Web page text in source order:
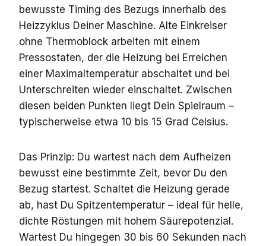
bewusste Timing des Bezugs innerhalb des
Heizzyklus Deiner Maschine. Alte Einkreiser
ohne Thermoblock arbeiten mit einem
Pressostaten, der die Heizung bei Erreichen
einer Maximaltemperatur abschaltet und bei
Unterschreiten wieder einschaltet. Zwischen
diesen beiden Punkten liegt Dein Spielraum –
typischerweise etwa 10 bis 15 Grad Celsius.
Das Prinzip: Du wartest nach dem Aufheizen
bewusst eine bestimmte Zeit, bevor Du den
Bezug startest. Schaltet die Heizung gerade
ab, hast Du Spitzentemperatur – ideal für helle,
dichte Röstungen mit hohem Säurepotenzial.
Wartest Du hingegen 30 bis 60 Sekunden nach